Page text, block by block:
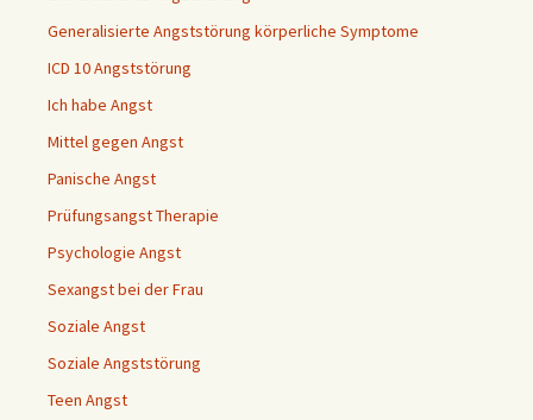
Generalisierte Angststörung körperliche Symptome
ICD 10 Angststörung
Ich habe Angst
Mittel gegen Angst
Panische Angst
Prüfungsangst Therapie
Psychologie Angst
Sexangst bei der Frau
Soziale Angst
Soziale Angststörung
Teen Angst